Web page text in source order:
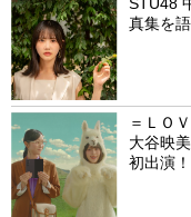
STU48
真集を語
＝ＬＯ
大谷映
初出演！